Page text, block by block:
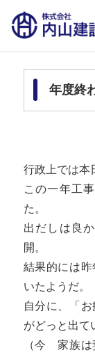
年度終
行政上では本
この一年工
た。
出だしは良
開。
結果的には
いたようだ。
自分に、「
がどっと出て
（今 家族